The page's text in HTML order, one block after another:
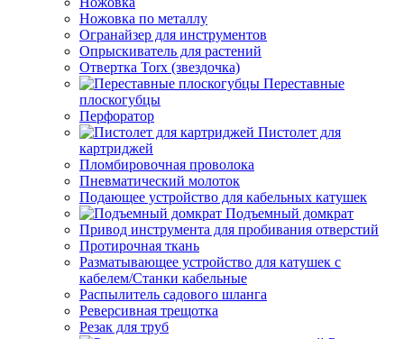
Ножовка по металлу
Огранайзер для инструментов
Опрыскиватель для растений
Отвертка Torx (звездочка)
Переставные
плоскогубцы
Перфоратор
Пистолет для
картриджей
Пломбировочная проволока
Пневматический молоток
Подающее устройство для кабельных катушек
Подъемный домкрат
Привод инструмента для пробивания отверстий
Протирочная ткань
Разматывающее устройство для катушек с
кабелем/Станки кабельные
Распылитель садового шланга
Реверсивная трещотка
Резак для труб